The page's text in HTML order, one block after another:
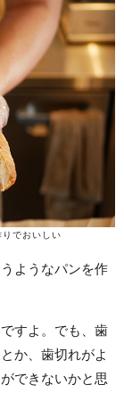
でおいしい
ようなパンを作
すよ。でも、歯
か、歯切れがよ
できないかと思